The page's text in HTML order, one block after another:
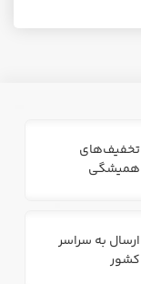
تخفیف‌های
همیشگی
ارسال به سراسر
کشور